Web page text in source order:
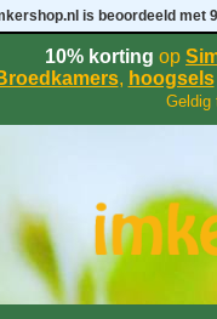
is beoordeeld met
10% korting op
, hoogsels
Geldig